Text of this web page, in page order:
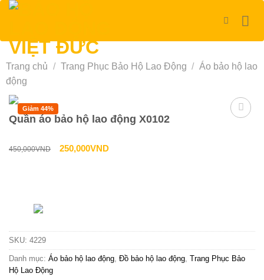
Bỏ
dung
Trang chủ / Trang Phục Bảo Hộ Lao Động / Áo bảo hộ lao
động
Giảm 44%
Quần áo bảo hộ lao động X0102
450,000VND
Giá
250,000VNDGiá
250,000VND.
SKU: 4229
Danh mục: Áo bảo hộ lao động, Đồ bảo hộ lao động, Trang Phục Bảo
Hộ Lao Động